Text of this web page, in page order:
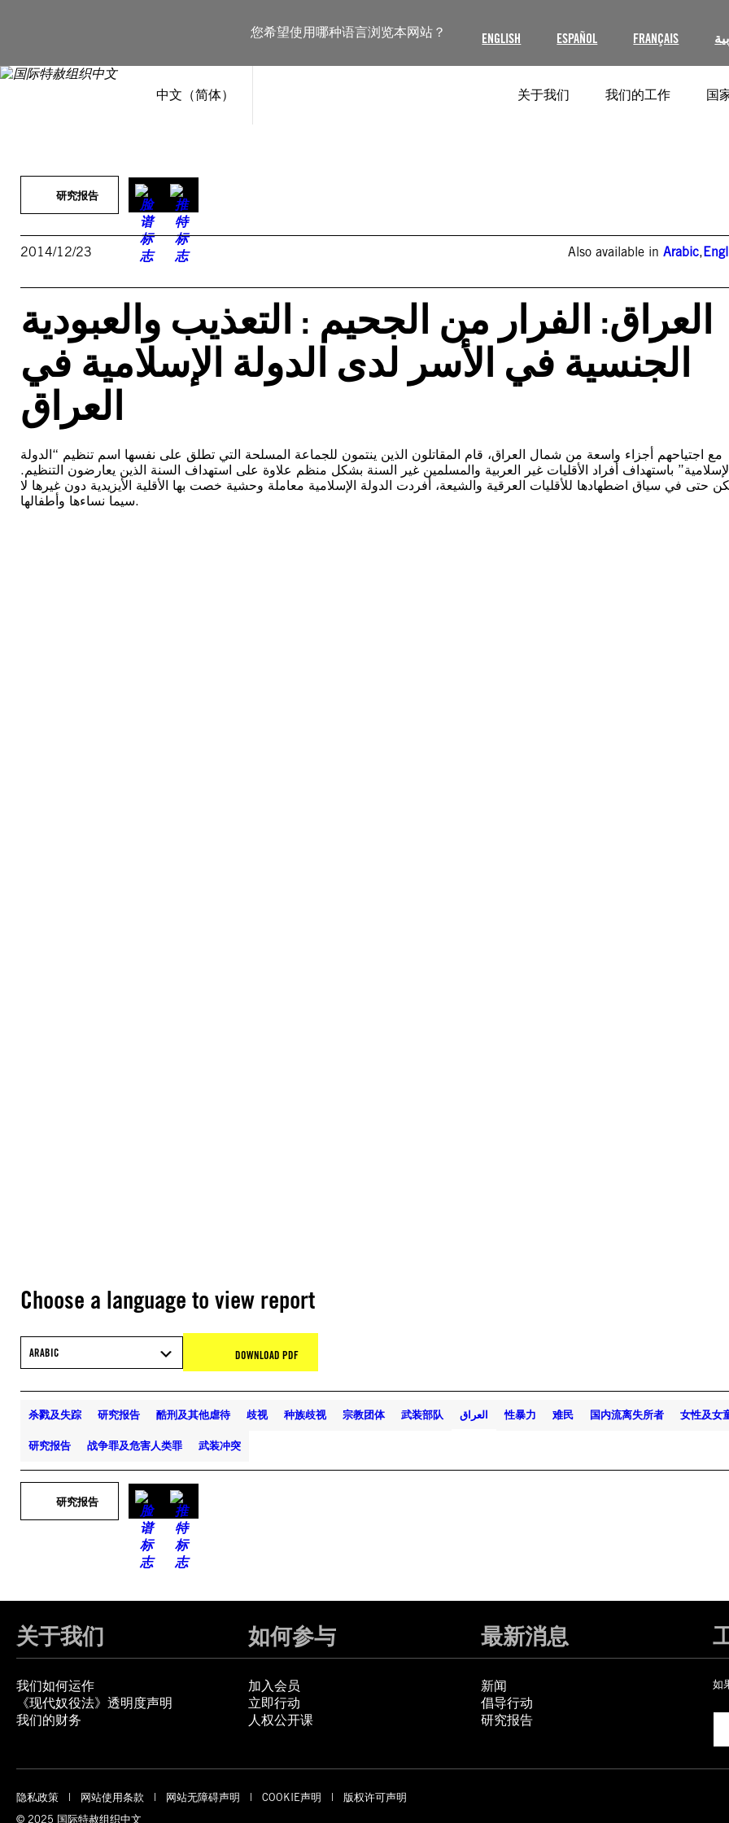
您希望使用哪种语言浏览本网站？ ENGLISH ESPAÑOL FRANÇAIS
中文（简体） 关于我们 我们的工作 国
研究报告
2014/12/23 Also available inArabic,
العراق: الفرار من الجحيم : التعذيب والعبودية
الجنسية في الأسر لدى الدولة الإسلامية في
العراق
مع اجتياحهم أجزاء واسعة من شمال العراق، قام المقاتلون الذين ينتمون للجماعة المسلحة التي تطلق على نفسها اسم تنظيم “الدولة
باستهداف أفراد الأقليات غير العربية والمسلمين غير السنة بشكل منظم علاوة على استهداف السنة الذين يعارضون التنظيم.
حتى في سياق اضطهادها للأقليات العرقية والشيعة، أفردت الدولة الإسلامية معاملة وحشية خصت بها الأقلية الأيزيدية دون غيرها لا
سيما نساءها وأطفالها.
Choose a language to view report
ARABIC DOWNLOAD PDF
杀戮及失踪 研究报告 酷刑及其他虐待 歧视 种族歧视 宗教团体 武装部队 العراق 性暴力 难民 国内流离失所者 女性及女
研究报告 战争罪及危害人类罪 武装冲突
研究报告
关于我们
我们如何运作
《现代奴役法》透明度声明
我们的财务
如何参与
加入会员
立即行动
人权公开课
最新消息
新闻
倡导行动
研究报告
如
隐私政策 网站使用条款 网站无障碍声明 COOKIE声明
版权许可声明
© 2025 国际特赦组织中文